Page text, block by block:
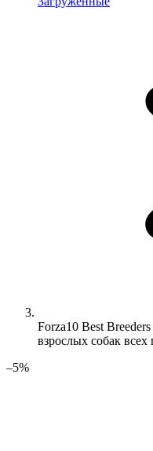
Forza10 Best
взрослых собак
–5%